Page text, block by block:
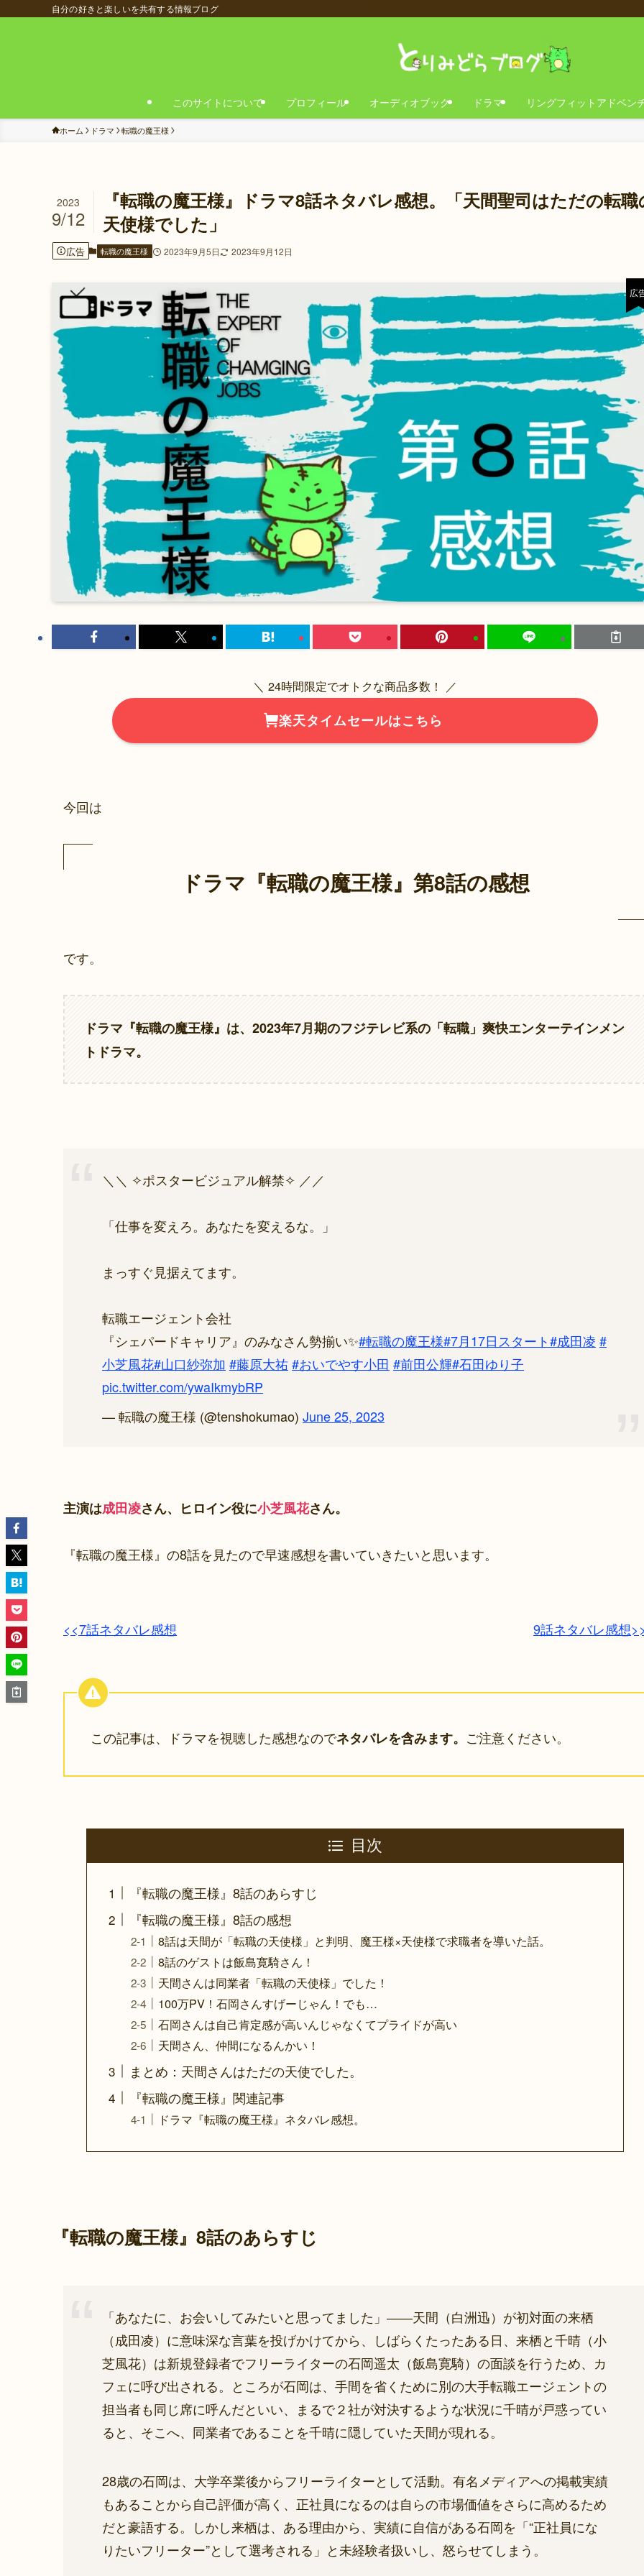
自分の好きと楽しいを共有する情報ブログ
このサイトについて プロフィール オーディオブック ドラマ リングフィットアドベン
ホーム ドラマ 転職の魔王様
『転職の魔王様』ドラマ8話ネタバレ感想。「天間聖司はただの転職
天使様でした」
2023
9/12
広告 転職の魔王様 2023年9月5日 2023年9月12日
＼ 24時間限定でオトクな商品多数！ ／
楽天タイムセールはこちら
今回は
ドラマ『転職の魔王様』第8話の感想
です。
ドラマ『転職の魔王様』は、2023年7月期のフジテレビ系の「転職」爽快エンターテインメン
トドラマ。
＼＼ ✧ポスタービジュアル解禁✧ ／／
「仕事を変えろ。あなたを変えるな。」
まっすぐ見据えてます。
転職エージェント会社
『シェパードキャリア』のみなさん勢揃い✨#転職の魔王様#7月17日スタート#成田凌 #
小芝風花#山口紗弥加 #藤原大祐#おいでやす小田 #前田公輝#石田ゆり子
pic.twitter.com/ywaIkmybRP
— 転職の魔王様 (@tenshokumao) June 25, 2023
主演は成田凌さん、ヒロイン役に小芝風花さん。
『転職の魔王様』の8話を見たので早速感想を書いていきたいと思います。
<<7話ネタバレ感想 9話ネタバレ感想
この記事は、ドラマを視聴した感想なのでネタバレを含みます。 ご注意ください。
目次
『転職の魔王様』8話のあらすじ
『転職の魔王様』8話の感想
8話は天間が「転職の天使様」と判明、魔王様×天使様で求職者を導いた話。
8話のゲストは飯島寛騎さん！
天間さんは同業者「転職の天使様」でした！
100万PV！石岡さんすげーじゃん！でも…
石岡さんは自己肯定感が高いんじゃなくてプライドが高い
天間さん、仲間になるんかい！
まとめ：天間さんはただの天使でした。
『転職の魔王様』関連記事
ドラマ『転職の魔王様』ネタバレ感想。
『転職の魔王様』8話のあらすじ
「あなたに、お会いしてみたいと思ってました」――天間（白洲迅）が初対面の来栖
（成田凌）に意味深な言葉を投げかけてから、しばらくたったある日、来栖と千晴（小
芝風花）は新規登録者でフリーライターの石岡遥太（飯島寛騎）の面談を行うため、カ
フェに呼び出される。ところが石岡は、手間を省くために別の大手転職エージェントの
担当者も同じ席に呼んだといい、まるで２社が対決するような状況に千晴が戸惑ってい
ると、そこへ、同業者であることを千晴に隠していた天間が現れる。
28歳の石岡は、大学卒業後からフリーライターとして活動。有名メディアへの掲載実績
もあることから自己評価が高く、正社員になるのは自らの市場価値をさらに高めるため
だと豪語する。しかし来栖は、ある理由から、実績に自信がある石岡を「“正社員にな
りたいフリーター”として選考される」と未経験者扱いし、怒らせてしまう。